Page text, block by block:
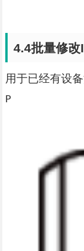
4.4批量修改
用于已经有设
P